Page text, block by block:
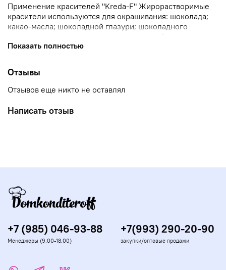
Применение красителей "Kreda-F" Жирорастворимые
красители используются для окрашивания: шоколада;
какао-масла; шоколадной глазури; шоколадного
(масляный, сливочный и т.п.). Рекомендуемая
…
Показать полностью
Отзывы
Отзывов еще никто не оставлял
Написать отзыв
+7 (985) 046-93-88
Менеджеры (9.00-18.00)
+7(993) 290-20-90
закупки/оптовые продажи